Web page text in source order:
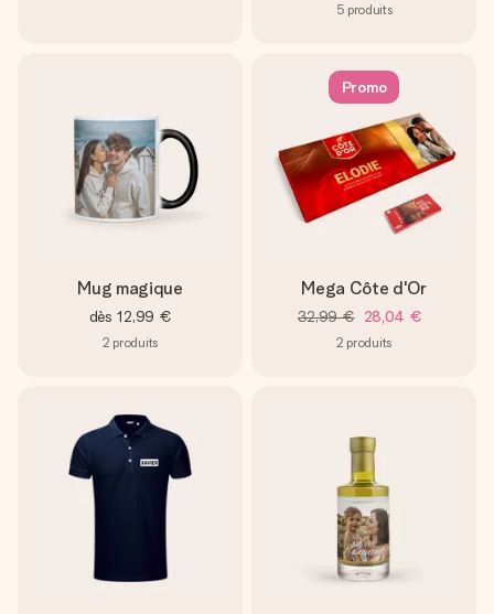
5 produits
Mug magique
dès 12,99 €
2 produits
Promo
Mega Côte d'Or
32,99 € 28,04 €
2 produits